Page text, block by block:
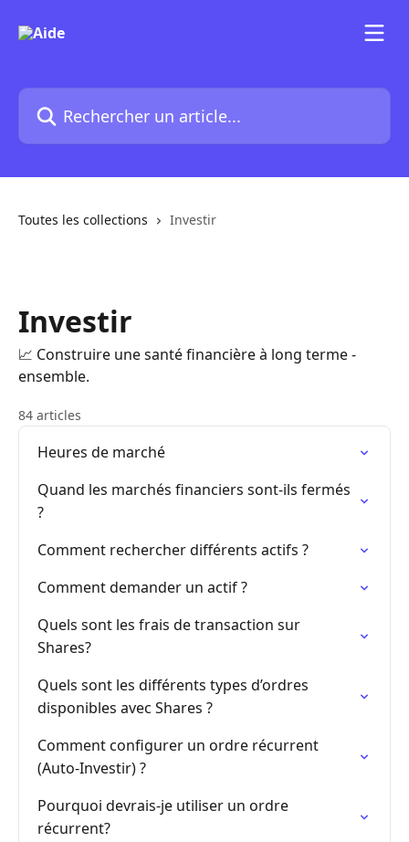
Rechercher un article...
Toutes les collections Investir
Investir
📈 Construire une santé financière à long terme -
ensemble.
84 articles
Heures de marché
Quand les marchés financiers sont-ils fermés
?
Comment rechercher différents actifs ?
Comment demander un actif ?
Quels sont les frais de transaction sur
Shares?
Quels sont les différents types d’ordres
disponibles avec Shares ?
Comment configurer un ordre récurrent
(Auto-Investir) ?
Pourquoi devrais-je utiliser un ordre
récurrent?